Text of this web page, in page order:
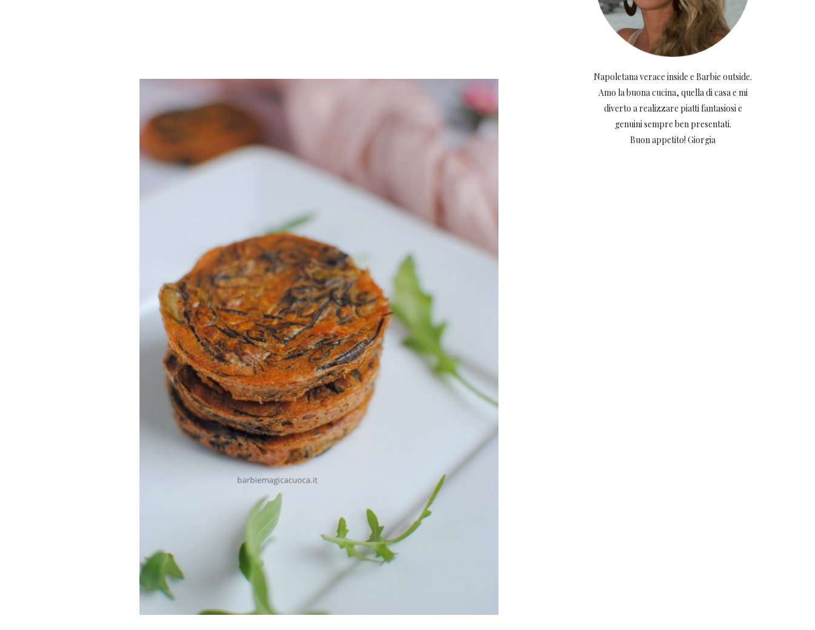
Napoletana verace inside e Barbie outside.
Amo la buona cucina, quella di casa e mi
diverto a realizzare piatti fantasiosi e
genuini sempre ben presentati.
Buon appetito! Giorgia